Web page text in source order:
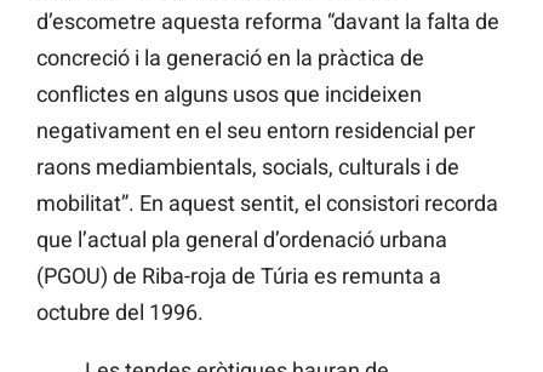
d’escometre aquesta reforma “davant la falta de
concreció i la generació en la pràctica de
conflictes en alguns usos que incideixen
negativament en el seu entorn residencial per
raons mediambientals, socials, culturals i de
mobilitat”. En aquest sentit, el consistori recorda
que l’actual pla general d’ordenació urbana
(PGOU) de Riba-roja de Túria es remunta a
octubre del 1996.